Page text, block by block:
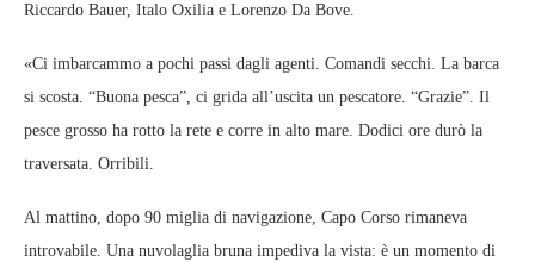
Riccardo Bauer, Italo Oxilia e Lorenzo Da Bove.
«Ci imbarcammo a pochi passi dagli agenti. Comandi secchi. La barca
si scosta. “Buona pesca”, ci grida all’uscita un pescatore. “Grazie”. Il
pesce grosso ha rotto la rete e corre in alto mare. Dodici ore durò la
traversata. Orribili.
Al mattino, dopo 90 miglia di navigazione, Capo Corso rimaneva
introvabile. Una nuvolaglia bruna impediva la vista: è un momento di